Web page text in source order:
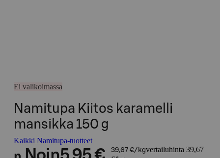
Ei valikoimassa
Namitupa Kiitos karamelli
mansikka 150 g
Kaikki Namitupa-tuotteet
39,67 €/kgvertailuhinta 39,67